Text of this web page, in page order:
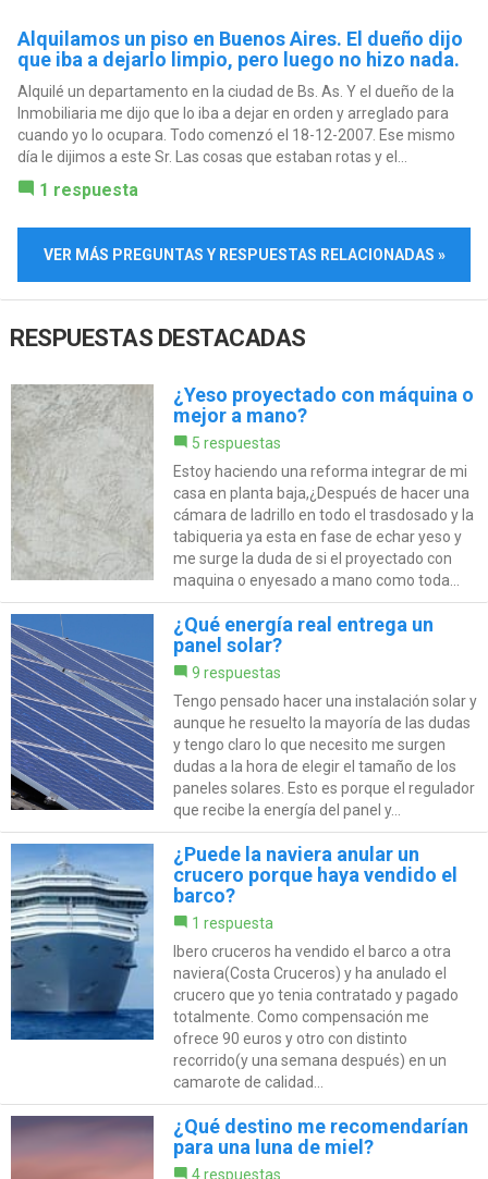
Alquilamos un piso en Buenos Aires. El dueño dijo
que iba a dejarlo limpio, pero luego no hizo nada.
Alquilé un departamento en la ciudad de Bs. As. Y el dueño de la
Inmobiliaria me dijo que lo iba a dejar en orden y arreglado para
cuando yo lo ocupara. Todo comenzó el 18-12-2007. Ese mismo
día le dijimos a este Sr. Las cosas que estaban rotas y el...
1 respuesta
VER MÁS PREGUNTAS Y RESPUESTAS RELACIONADAS »
RESPUESTAS DESTACADAS
¿Yeso proyectado con máquina o
mejor a mano?
5 respuestas
Estoy haciendo una reforma integrar de mi
casa en planta baja,¿Después de hacer una
cámara de ladrillo en todo el trasdosado y la
tabiqueria ya esta en fase de echar yeso y
me surge la duda de si el proyectado con
maquina o enyesado a mano como toda...
¿Qué energía real entrega un
panel solar?
9 respuestas
Tengo pensado hacer una instalación solar y
aunque he resuelto la mayoría de las dudas
y tengo claro lo que necesito me surgen
dudas a la hora de elegir el tamaño de los
paneles solares. Esto es porque el regulador
que recibe la energía del panel y...
¿Puede la naviera anular un
crucero porque haya vendido el
barco?
1 respuesta
Ibero cruceros ha vendido el barco a otra
naviera(Costa Cruceros) y ha anulado el
crucero que yo tenia contratado y pagado
totalmente. Como compensación me
ofrece 90 euros y otro con distinto
recorrido(y una semana después) en un
camarote de calidad...
¿Qué destino me recomendarían
para una luna de miel?
4 respuestas